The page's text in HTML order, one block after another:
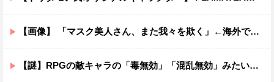
【画像】 「マスク美人さん、また我々を欺く」←海外でも流行りだした結果がこちらw w w w w w w
【謎】RPGの敵キャラの「毒無効」「混乱無効」みたいなのって冷静に考えるとおかしいよな